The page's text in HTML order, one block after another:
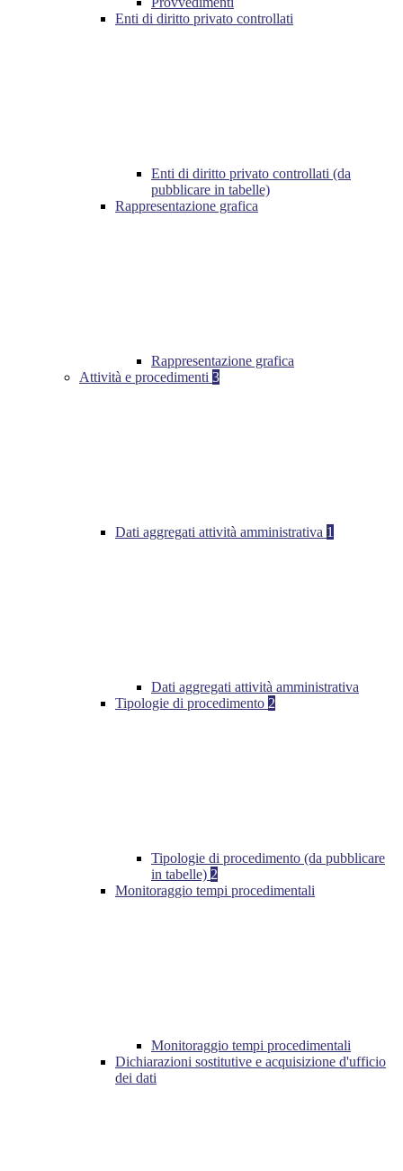
Enti di diritto privato controllati
Enti di diritto privato controllati (da
pubblicare in tabelle)
Rappresentazione grafica
Rappresentazione grafica
Attività e procedimenti 3
Dati aggregati attività amministrativa 1
Dati aggregati attività amministrativa
Tipologie di procedimento 2
Tipologie di procedimento (da pubblicare
in tabelle) 2
Monitoraggio tempi procedimentali
Monitoraggio tempi procedimentali
Dichiarazioni sostitutive e acquisizione d'ufficio
dei dati